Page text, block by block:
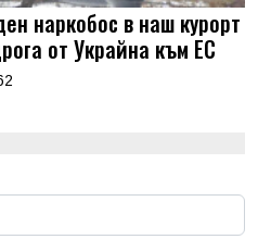
наркобос в наш курорт
от Украйна към ЕС